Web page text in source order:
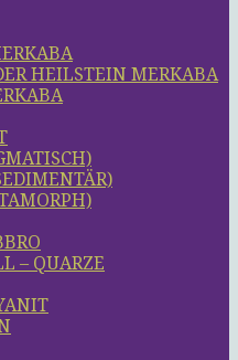
HEILSTEIN MERKABA
– QUARZE